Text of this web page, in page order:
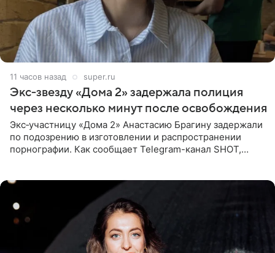
11 часов назад super.ru
Экс‑звезду «Дома 2» задержала полиция
через несколько минут после освобождения
Экс‑участницу «Дома 2» Анастасию Брагину задержали
по подозрению в изготовлении и распространении
порнографии. Как сообщает Telegram-канал SHOT,